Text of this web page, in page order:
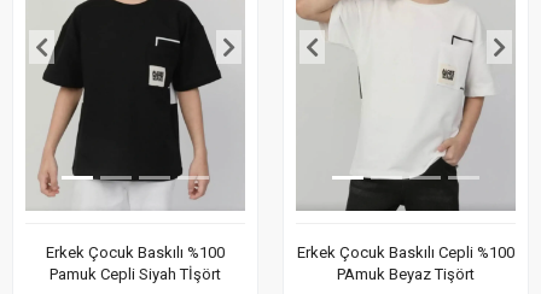
Erkek Çocuk Baskılı %100
Pamuk Cepli Siyah Tİşört
Erkek Çocuk Baskılı Cepli %100
PAmuk Beyaz Tişört